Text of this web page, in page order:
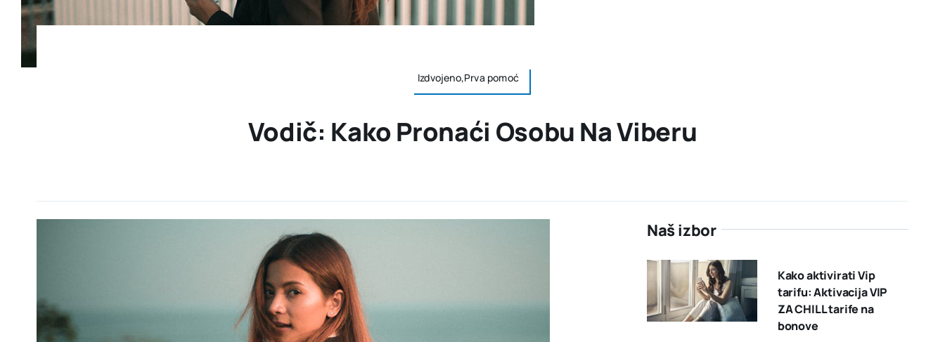
Izdvojeno,Prva pomoć
Vodič: Kako Pronaći Osobu Na Viberu
Naš izbor
Kako aktivirati Vip
tarifu: Aktivacija VIP
ZA CHILL tarife na
bonove